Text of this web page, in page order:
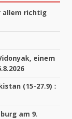
allem richtig
einem
(15-27.9) :
am 9.